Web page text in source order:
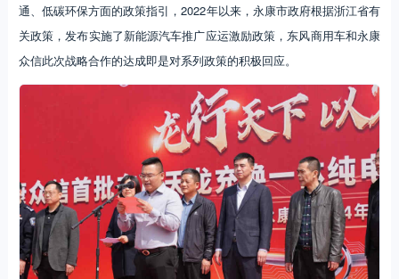
通、低碳环保方面的政策指引，2022年以来，永康市政府根据浙江省有
关政策，发布实施了新能源汽车推广应运激励政策，东风商用车和永康
众信此次战略合作的达成即是对系列政策的积极回应。